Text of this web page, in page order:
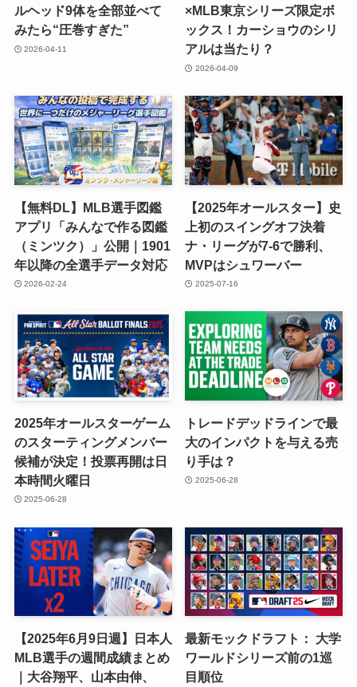
ルヘッド9体を全部並べて
みたら“圧巻すぎた”
2026-04-11
×MLB東京シリーズ限定ボ
ックス！カーショウのシリ
アルは当たり？
2026-04-09
【無料DL】MLB選手図鑑
アプリ「みんなで作る図鑑
（ミンツク）」公開｜1901
年以降の全選手データ対応
2026-02-24
【2025年オールスター】史
上初のスイングオフ決着
ナ・リーグが7-6で勝利、
MVPはシュワーバー
2025-07-16
2025年オールスターゲーム
のスターティングメンバー
候補が決定！投票再開は日
本時間火曜日
2025-06-28
トレードデッドラインで最
大のインパクトを与える売
り手は？
2025-06-28
【2025年6月9日週】日本人
MLB選手の週間成績まとめ
｜大谷翔平、山本由伸、
最新モックドラフト： 大学
ワールドシリーズ前の1巡
目順位